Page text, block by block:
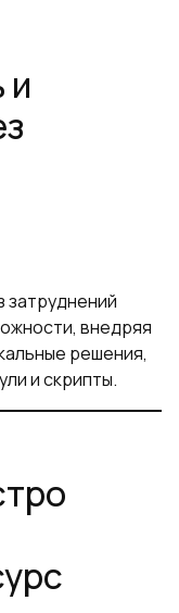
и
затруднений
внедряя
решения,
и скрипты.